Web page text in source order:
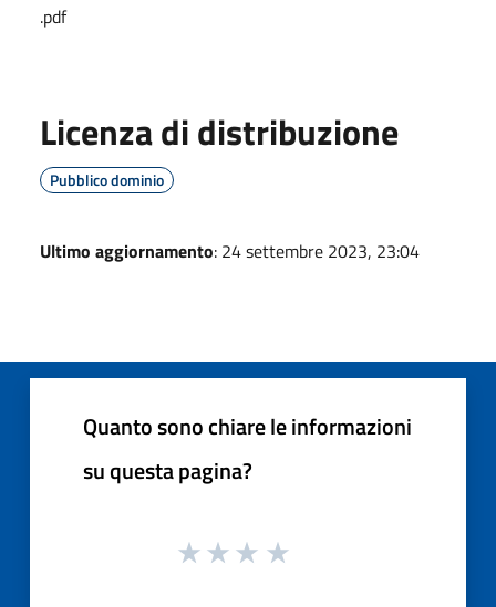
.pdf
Licenza di distribuzione
Pubblico dominio
Ultimo aggiornamento: 24 settembre 2023, 23:04
Quanto sono chiare le informazioni
su questa pagina?